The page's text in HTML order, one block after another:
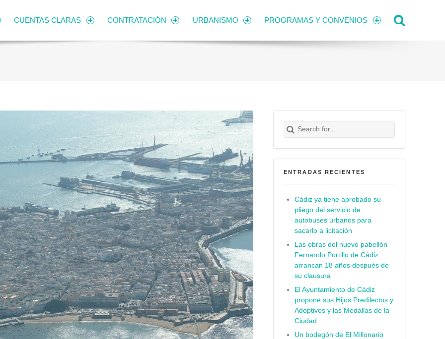
CUENTAS CLARAS CONTRATACIÓN URBANISMO PROGRAMAS Y CONVENIOS
Search for:
Buscar
ENTRADAS RECIENTES
Cádiz ya tiene aprobado su
pliego del servicio de
autobuses urbanos para
sacarlo a licitación
Las obras del nuevo pabellón
Fernando Portillo de Cádiz
arrancan 18 años después de
su clausura
El Ayuntamiento de Cádiz
propone sus Hijos Predilectos y
Adoptivos y las Medallas de la
Ciudad
Un bodegón de El Millonario